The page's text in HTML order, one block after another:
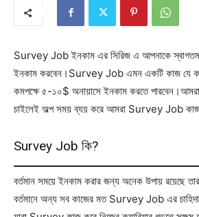
Survey Job ইনকাম এর সিরিজ এ আপনাকে
ইনকাম করবেন।Survey Job এমন একটি কাজ যে
কমপক্ষে ৫-১০$ অনায়াসে ইনকাম করতে
চাইলেই অল্প সময় ব্যয় করে আমরা Survey Job কাজ
Survey Job কি?
বর্তমান সময়ে ইনকাম করার জন্য অনেক উপায় রয়েছে
বর্তমানে অন্য সব কাজের মত Survey Job এর